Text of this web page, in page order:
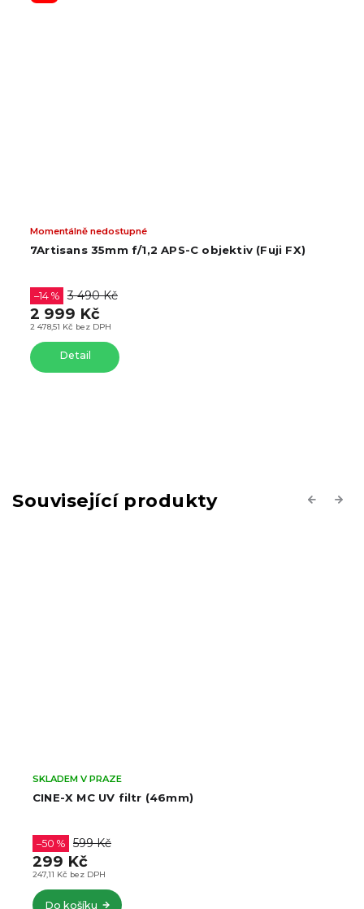
f/1,2 APS-C objektiv (Fuji FX)
7Artisans
Související produkty Previous
CINE-X polarizační MC CPL
Next